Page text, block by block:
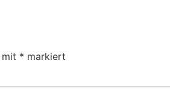
* markiert